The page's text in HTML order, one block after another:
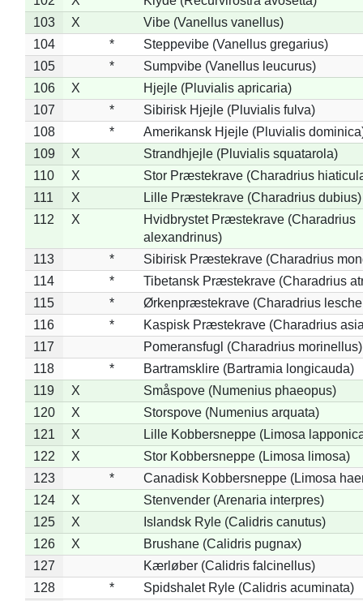
103
X
Vibe (Vanellus vanellus)
104
*
Steppevibe (Vanellus gregarius)
105
*
Sumpvibe (Vanellus leucurus)
106
X
Hjejle (Pluvialis apricaria)
107
*
Sibirisk Hjejle (Pluvialis fulva)
108
*
Amerikansk Hjejle (Pluvialis
109
X
Strandhjejle (Pluvialis squatarola)
110
X
Stor Præstekrave (Charadrius
111
X
Lille Præstekrave (Charadrius dubius)
112
X
Hvidbrystet Præstekrave (Charadrius
alexandrinus)
113
*
Sibirisk Præstekrave (Charadrius
114
*
Tibetansk Præstekrave (Charadrius
115
*
Ørkenpræstekrave (Charadrius
116
*
Kaspisk Præstekrave (Charadrius
117
Pomeransfugl (Charadrius morinellus)
118
*
Bartramsklire (Bartramia longicauda)
119
X
Småspove (Numenius phaeopus)
120
X
Storspove (Numenius arquata)
121
X
Lille Kobbersneppe (Limosa
122
X
Stor Kobbersneppe (Limosa limosa)
123
*
Canadisk Kobbersneppe (Limosa
124
X
Stenvender (Arenaria interpres)
125
X
Islandsk Ryle (Calidris canutus)
126
X
Brushane (Calidris pugnax)
127
Kærløber (Calidris falcinellus)
128
*
Spidshalet Ryle (Calidris acuminata)